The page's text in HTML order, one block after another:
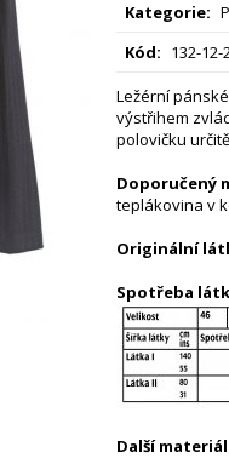
Kategorie:
Kód: 132-12-
Ležérní
výstřihem
polovičku
Doporučený
teplákovina v
Originální
Spotřeba
Další